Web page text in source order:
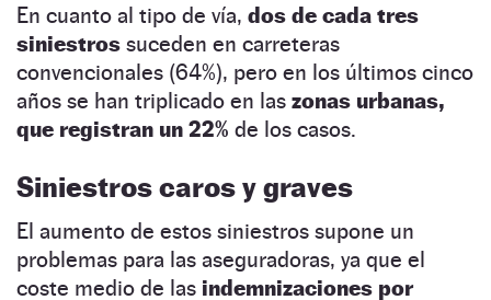
En cuanto al tipo de vía, dos de cada tres
siniestros suceden en carreteras
convencionales (64%), pero en los últimos cinco
años se han triplicado en las zonas urbanas,
que registran un 22% de los casos.
Siniestros caros y graves
El aumento de estos siniestros supone un
problemas para las aseguradoras, ya que el
coste medio de las indemnizaciones por